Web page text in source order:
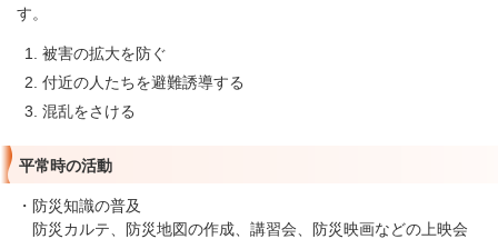
す。
被害の拡大を防ぐ
付近の人たちを避難誘導する
混乱をさける
平常時の活動
・防災知識の普及
防災カルテ、防災地図の作成、講習会、防災映画などの上映会